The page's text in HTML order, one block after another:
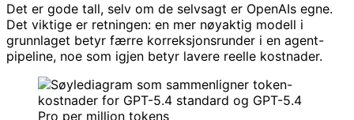
Det er gode tall, selv om de selvsagt er OpenAIs egne.
Det viktige er retningen: en mer nøyaktig modell i
grunnlaget betyr færre korreksjonsrunder i en agent-
pipeline, noe som igjen betyr lavere reelle kostnader.